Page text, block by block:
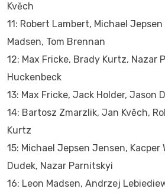
Kvěch
11: Robert Lambert, Michael
Madsen, Tom Brennan
12: Max Fricke, Brady Kurtz, Nazar
Huckenbeck
13: Max Fricke, Jack Holder, Jason
14: Bartosz Zmarzlik, Jan Kvěch,
Kurtz
15: Michael Jepsen Jensen, Kacper
Dudek, Nazar Parnitskyi
16: Leon Madsen, Andrzej